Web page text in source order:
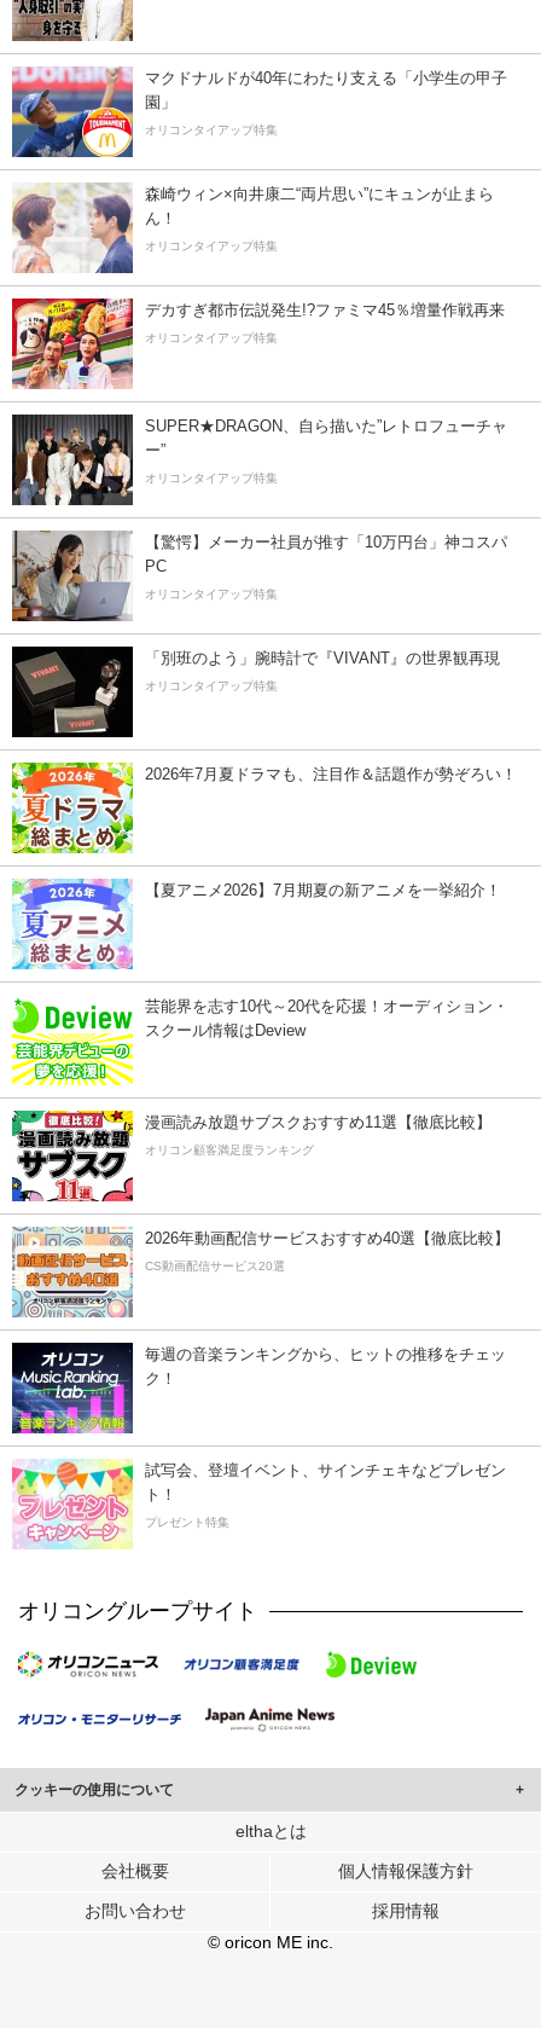
マクドナルドが40年にわたり支える「小学生の甲子
園」
オリコンタイアップ特集
森崎ウィン×向井康二“両片思い”にキュンが止まら
ん！
オリコンタイアップ特集
デカすぎ都市伝説発生!?ファミマ45％増量作戦再来
オリコンタイアップ特集
SUPER★DRAGON、自ら描いた”レトロフューチャ
ー”
オリコンタイアップ特集
【驚愕】メーカー社員が推す「10万円台」神コスパ
PC
オリコンタイアップ特集
「別班のよう」腕時計で『VIVANT』の世界観再現
オリコンタイアップ特集
2026年7月夏ドラマも、注目作＆話題作が勢ぞろい！
【夏アニメ2026】7月期夏の新アニメを一挙紹介！
芸能界を志す10代～20代を応援！オーディション・
スクール情報はDeview
漫画読み放題サブスクおすすめ11選【徹底比較】
オリコン顧客満足度ランキング
2026年動画配信サービスおすすめ40選【徹底比較】
CS動画配信サービス20選
毎週の音楽ランキングから、ヒットの推移をチェッ
ク！
試写会、登壇イベント、サインチェキなどプレゼン
ト！
プレゼント特集
オリコングループサイト
クッキーの使用について
このサイトでは Cookie を使用して、ユーザーに合わせたコンテンツや広告の
行っています。
メディアや広告配信、データ解析の各パートナーに提供しています。
各パートナーは、この情報とユーザーが各パートナーに提供した他の情報や、
ユーザーが各パートナーのサービスを使用したときに収集した他の情報を組み
elthaとは
会社概要 個人情報保護方針
お問い合わせ
採用情報
© oricon ME inc.